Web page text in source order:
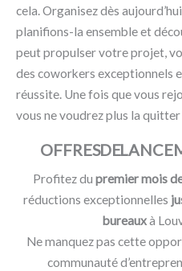
cela. Organisez dès
planifions-la ensemble et
peut propulser votre projet,
des coworkers exceptionnels
réussite. Une fois que vous
vous ne voudrez plus la quitter
OFFRES DE
Profitez du premier mois
réductions exceptionnelles
bureauxà
Ne manquez pas cette
communauté